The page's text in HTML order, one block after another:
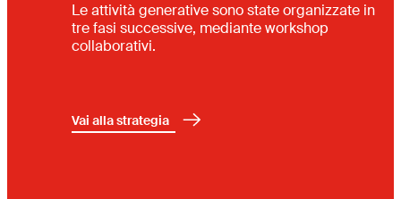
Le attività generative sono state organizzate in
tre fasi successive, mediante workshop
collaborativi.
Vai alla strategia